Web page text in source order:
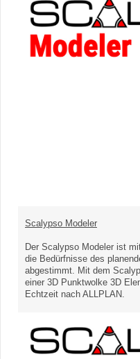
Scalypso Modeler
Der Scalypso Modeler ist
die Bedürfnisse des
abgestimmt. Mit dem
einer 3D Punktwolke 3D
Echtzeit nach ALLPLAN.